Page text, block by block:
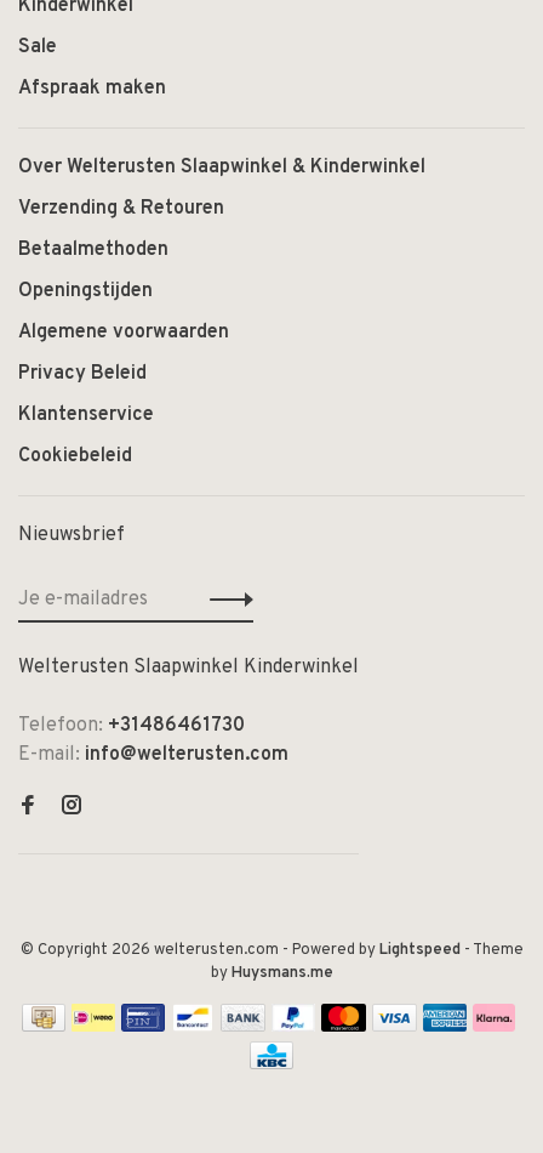
Kinderwinkel
Sale
Afspraak maken
Over Welterusten Slaapwinkel & Kinderwinkel
Verzending & Retouren
Betaalmethoden
Openingstijden
Algemene voorwaarden
Privacy Beleid
Klantenservice
Cookiebeleid
Nieuwsbrief
Welterusten Slaapwinkel Kinderwinkel
Telefoon: +31486461730
E-mail: info@welterusten.com
© Copyright 2026 welterusten.com - Powered byLightspeed- Theme
byHuysmans.me